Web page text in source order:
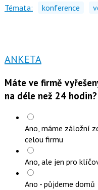
Témata: konference
ANKETA
Máte ve firmě
na déle než 24 hodin?
Ano, máme záložní
celou firmu
Ano, ale jen pro
Ano - půjdeme domů